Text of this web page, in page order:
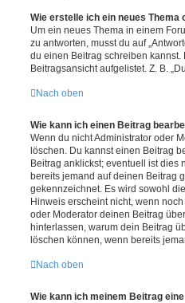
Wie erstelle ich ein neues Thema
Um ein neues Thema in einem
zu antworten, musst du auf
du einen Beitrag schreiben
Beitragsansicht aufgelistet. Z. B.
Nach oben
Wie kann ich einen Beitrag
Wenn du nicht Administrator oder
löschen. Du kannst einen Beitrag
Beitrag anklickst; eventuell ist dies
bereits jemand auf deinen Beitrag
gekennzeichnet. Es wird sowohl
Hinweis erscheint nicht, wenn
oder Moderator deinen Beitrag
hinterlassen, warum dein Beitrag
löschen können, wenn bereits
Nach oben
Wie kann ich meinem Beitrag